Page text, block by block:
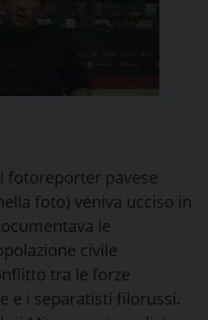
fotoreporter pavese
foto) veniva ucciso in
le
civile
tra le forze
e i separatisti filorussi.